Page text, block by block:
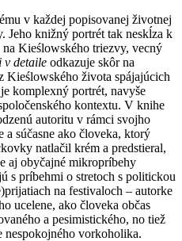
v každej popisovanej životnej
Jeho knižný portrét tak neskĺza k
Kieślowského triezvy, vecný
v detaile odkazuje skôr na
Kieślowského života spájajúcich
komplexný portrét, navyše
kontextu. V knihe
autoritu v rámci svojho
súčasne ako človeka, ktorý
natlačil krém a predstieral,
aj obyčajné mikropríbehy
s príbehmi o stretoch s politickou
na festivaloch – autorke
ucelene, ako človeka občas
a pesimistického, no tiež
nespokojného vorkoholika.